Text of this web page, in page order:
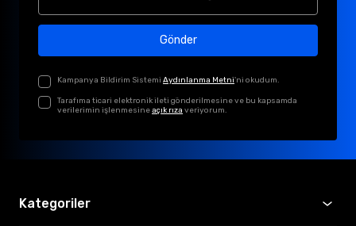
Gönder
Kampanya Bildirim Sistemi Aydınlanma Metni'ni okudum.
Tarafıma ticari elektronik ileti gönderilmesine ve bu kapsamda
verilerimin işlenmesineaçık rıza veriyorum.
Kategoriler